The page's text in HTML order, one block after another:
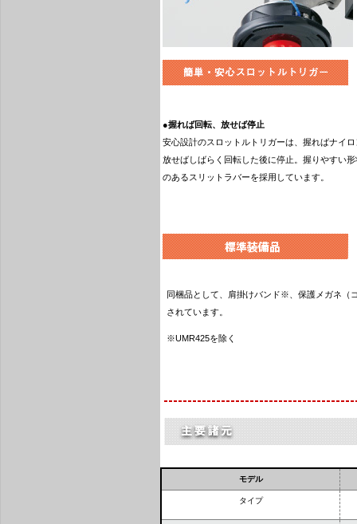
●握れば回転、放せば停止
安心設計のスロットルトリガーは、握ればナイ
放せばしばらく回転した後に停止。握りやすい
のあるスリットラバーを採用しています。
同梱品として、肩掛けバンド※、保護メガネ（
されています。
※UMR425を除く
モデル
タイプ